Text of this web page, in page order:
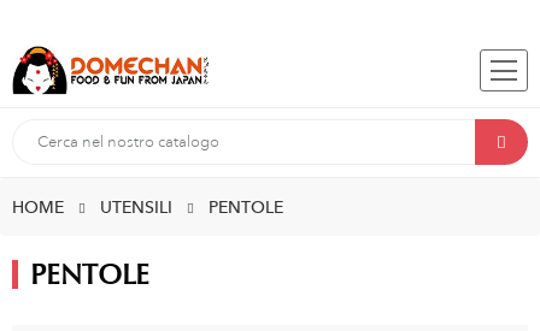
HOME UTENSILI PENTOLE
PENTOLE